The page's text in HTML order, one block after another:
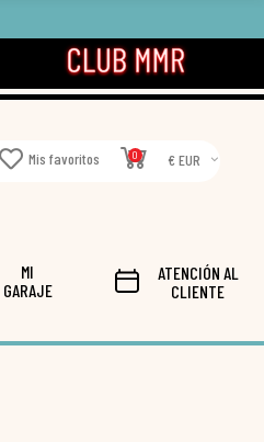
Mis favoritos 0 € EUR
MI
GARAJE
ATENCIÓN AL
CLIENTE